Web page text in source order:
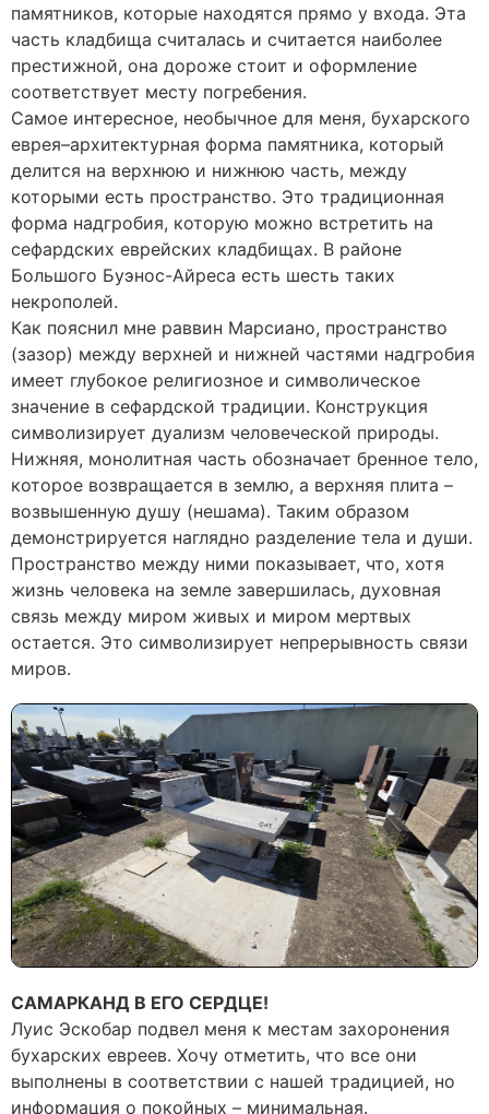
памятников, которые находятся прямо у входа. Эта
часть кладбища считалась и считается наиболее
престижной, она дороже стоит и оформление
соответствует месту погребения.
Самое интересное, необычное для меня, бухарского
еврея–архитектурная форма памятника, который
делится на верхнюю и нижнюю часть, между
которыми есть пространство. Это традиционная
форма надгробия, которую можно встретить на
сефардских еврейских кладбищах. В районе
Большого Буэнос-Айреса есть шесть таких
некрополей.
Как пояснил мне раввин Марсиано, пространство
(зазор) между верхней и нижней частями надгробия
имеет глубокое религиозное и символическое
значение в сефардской традиции. Конструкция
символизирует дуализм человеческой природы.
Нижняя, монолитная часть обозначает бренное тело,
которое возвращается в землю, а верхняя плита –
возвышенную душу (нешама). Таким образом
демонстрируется наглядно разделение тела и души.
Пространство между ними показывает, что, хотя
жизнь человека на земле завершилась, духовная
связь между миром живых и миром мертвых
остается. Это символизирует непрерывность связи
миров.
САМАРКАНД В ЕГО СЕРДЦЕ!
Луис Эскобар подвел меня к местам захоронения
бухарских евреев. Хочу отметить, что все они
выполнены в соответствии с нашей традицией, но
информация о покойных – минимальная.